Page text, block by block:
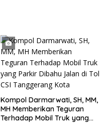
Kompol Darmarwati, SH, MM,
MH Memberikan Teguran
Terhadap Mobil Truk yang